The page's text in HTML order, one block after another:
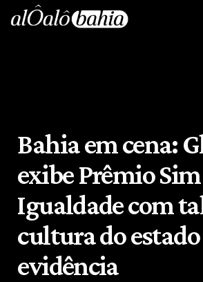
Bahia em cena:
exibe Prêmio
Igualdade com
cultura do
evidência